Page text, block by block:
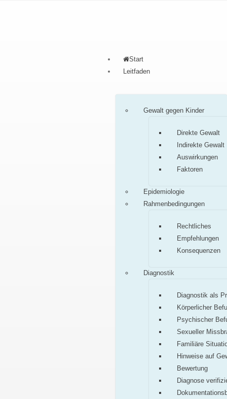
Start
Leitfaden
Gewalt gegen Kinder
Direkte Gewalt
Indirekte Gewalt
Auswirkungen
Faktoren
Epidemiologie
Rahmenbedingungen
Rechtliches
Empfehlungen
Konsequenzen
Diagnostik
Diagnostik als
Körperlicher
Psychischer
Sexueller
Familiäre
Hinweise auf
Bewertung
Diagnose